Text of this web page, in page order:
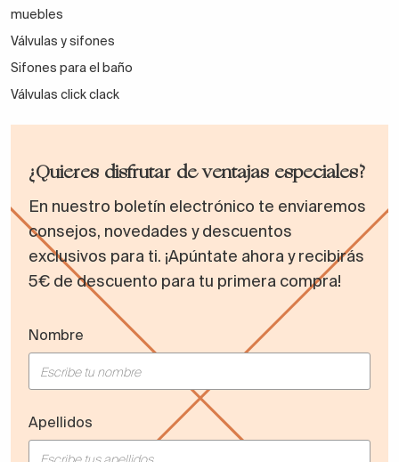
muebles
Válvulas y sifones
Sifones para el baño
Válvulas click clack
¿Quieres disfrutar de ventajas especiales?
En nuestro boletín electrónico te enviaremos
consejos, novedades y descuentos
exclusivos para ti. ¡Apúntate ahora y recibirás
5€ de descuento para tu primera compra!
Nombre
Apellidos